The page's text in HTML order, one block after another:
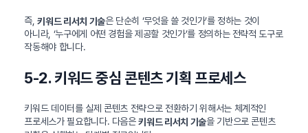
즉,키워드 리서치 기술은 단순히 ‘무엇을 쓸 것인가’를 정하는 것이
아니라, ‘누구에게 어떤 경험을 제공할 것인가’를 정의하는 전략적 도구로
작동해야 합니다.
5-2. 키워드 중심 콘텐츠 기획 프로세스
키워드 데이터를 실제 콘텐츠 전략으로 전환하기 위해서는 체계적인
프로세스가 필요합니다. 다음은키워드 리서치 기술을 기반으로 콘텐츠